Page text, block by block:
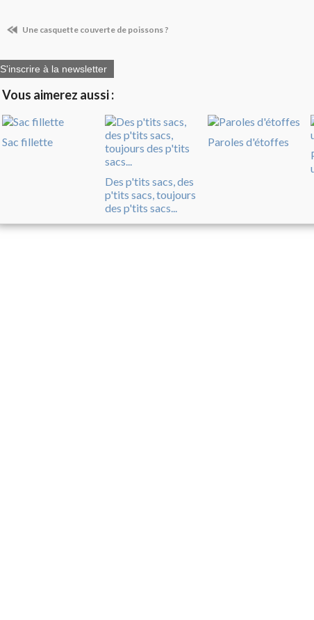
Une casquette couverte de poissons ?
S'inscrire à la newsletter
Vous aimerez aussi :
Sac fillette
Des p'tits sacs, des
p'tits sacs, toujours
des p'tits sacs...
Paroles d'étoffes